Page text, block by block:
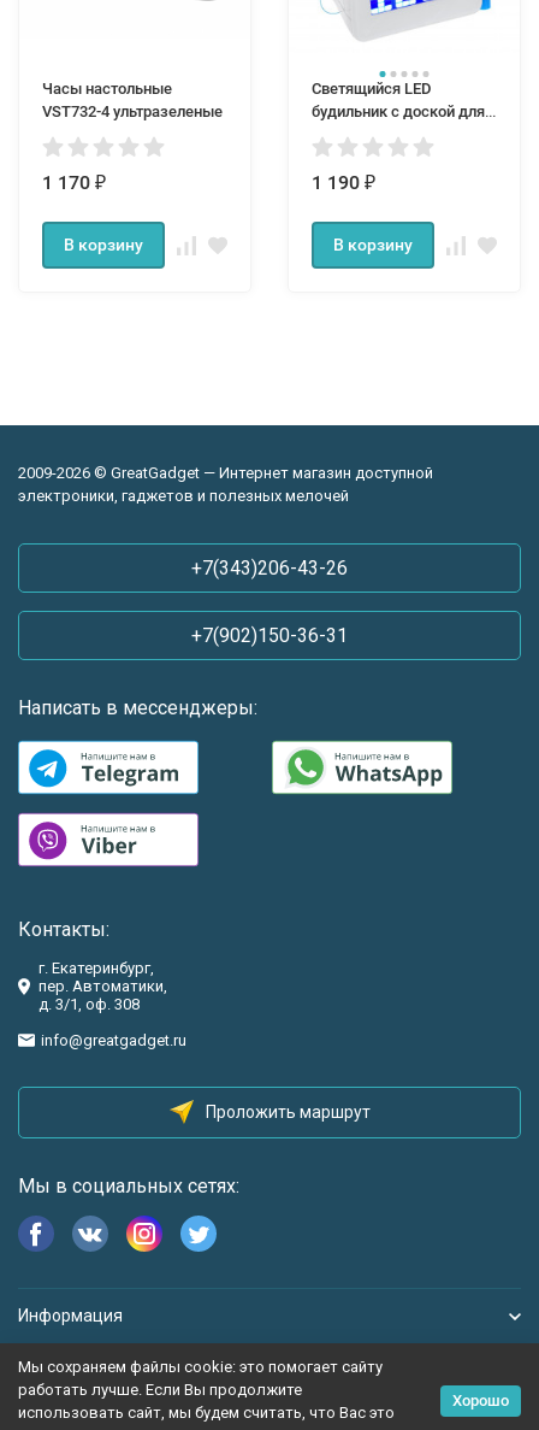
Часы настольные
VST732-4 ультразеленые
1 170 ₽
В корзину
Светящийся LED
будильник с доской для
записей
1 190 ₽
В корзину
2009-2026 © GreatGadget — Интернет магазин доступной
электроники, гаджетов и полезных мелочей
+7(343)206-43-26
+7(902)150-36-31
Написать в мессенджеры:
Контакты:
г. Екатеринбург,
пер. Автоматики,
д. 3/1, оф. 308
info@greatgadget.ru
Проложить маршрут
Мы в социальных сетях:
Информация
Мы сохраняем файлы cookie: это помогает сайту
работать лучше. Если Вы продолжите
использовать сайт, мы будем считать, что Вас это
Хорошо